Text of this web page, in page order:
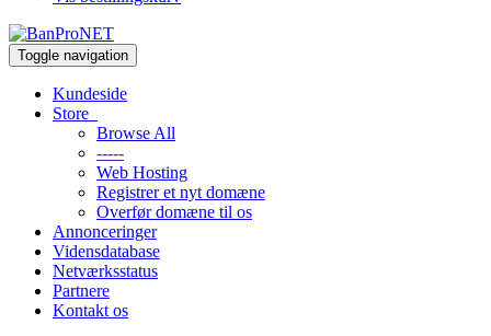
Toggle navigation
Kundeside
Store
Browse All
-----
Web Hosting
Registrer et nyt domæne
Overfør domæne til os
Annonceringer
Vidensdatabase
Netværksstatus
Partnere
Kontakt os